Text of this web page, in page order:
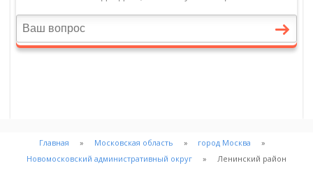
Главная Московская область
город Москва
Новомосковский административный округ
Ленинский район